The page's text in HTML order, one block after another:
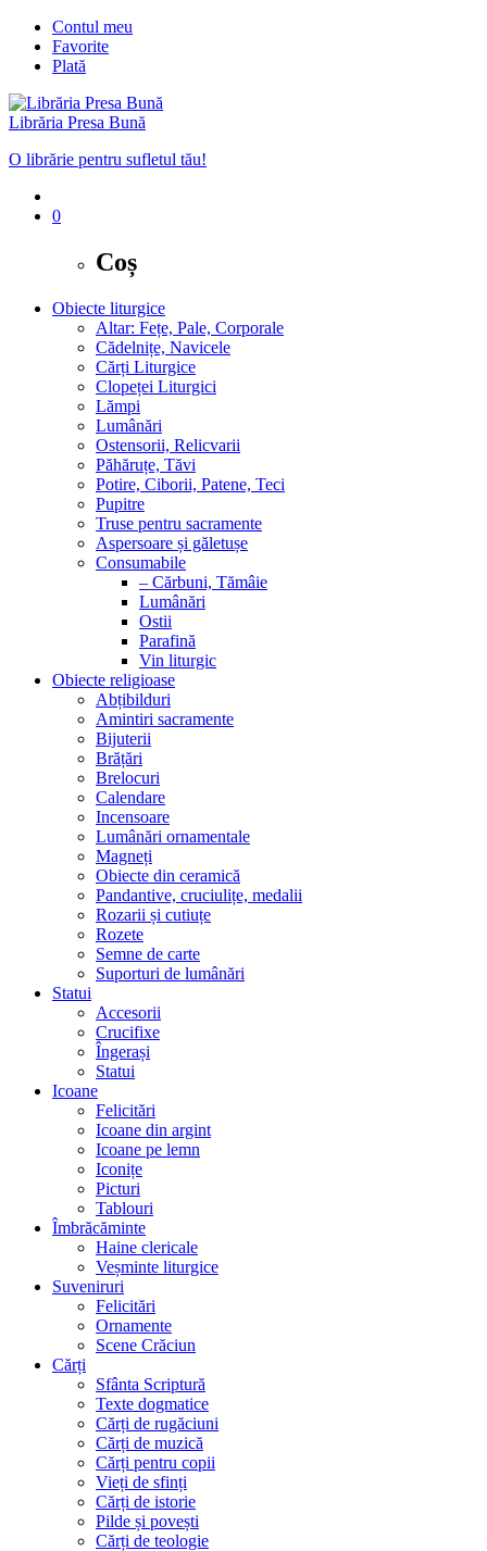
Contul meu
Favorite
Plată
Librăria Presa Bună
O librărie pentru sufletul tău!
0
Coș
Obiecte liturgice
Altar: Fețe, Pale, Corporale
Cădelnițe, Navicele
Cărți Liturgice
Clopeței Liturgici
Lămpi
Lumânări
Ostensorii, Relicvarii
Păhăruțe, Tăvi
Potire, Ciborii, Patene, Teci
Pupitre
Truse pentru sacramente
Aspersoare și găletușe
Consumabile
– Cărbuni, Tămâie
Lumânări
Ostii
Parafină
Vin liturgic
Obiecte religioase
Abțibilduri
Amintiri sacramente
Bijuterii
Brățări
Brelocuri
Calendare
Incensoare
Lumânări ornamentale
Magneți
Obiecte din ceramică
Pandantive, cruciulițe, medalii
Rozarii și cutiuțe
Rozete
Semne de carte
Suporturi de lumânări
Statui
Accesorii
Crucifixe
Îngerași
Statui
Icoane
Felicitări
Icoane din argint
Icoane pe lemn
Iconițe
Picturi
Tablouri
Îmbrăcăminte
Haine clericale
Veșminte liturgice
Suveniruri
Felicitări
Ornamente
Scene Crăciun
Cărți
Sfânta Scriptură
Texte dogmatice
Cărți de rugăciuni
Cărți de muzică
Cărți pentru copii
Vieți de sfinți
Cărți de istorie
Pilde și povești
Cărți de teologie